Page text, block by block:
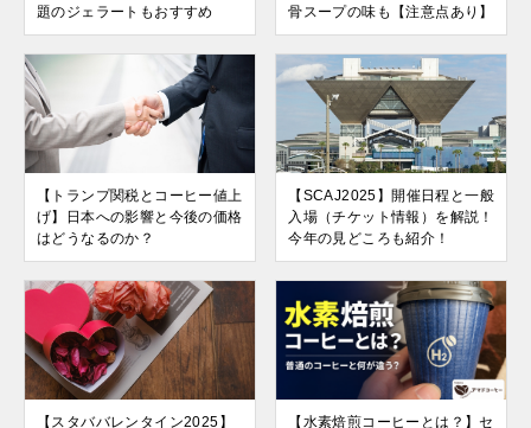
題のジェラートもおすすめ
骨スープの味も【注意点あり】
【トランプ関税とコーヒー値上
げ】日本への影響と今後の価格
はどうなるのか？
【SCAJ2025】開催日程と一般
入場（チケット情報）を解説！
今年の見どころも紹介！
【スタババレンタイン2025】
【水素焙煎コーヒーとは？】セ